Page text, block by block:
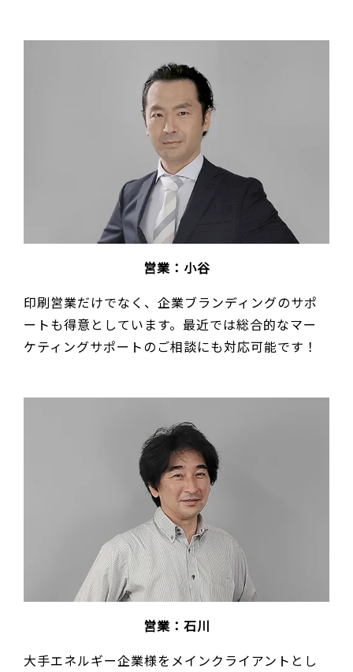
営業：小谷
印刷営業だけでなく、企業ブランディングのサポ
ートも得意としています。最近では総合的なマー
ケティングサポートのご相談にも対応可能です！
営業：石川
大手エネルギー企業様をメインクライアントとし